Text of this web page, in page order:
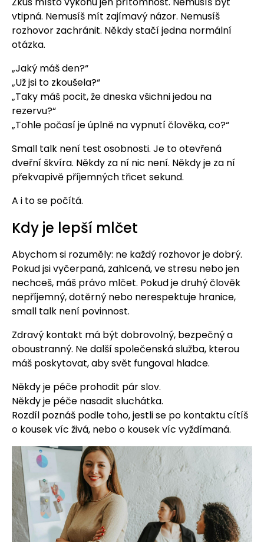
vtipná. Nemusíš mít zajímavý názor. Nemusíš
rozhovor zachránit. Někdy stačí jedna normální
otázka.
„Jaký máš den?“
„Už jsi to zkoušela?“
„Taky máš pocit, že dneska všichni jedou na
rezervu?“
„Tohle počasí je úplně na vypnutí člověka, co?“
Small talk není test osobnosti. Je to otevřená
dveřní škvíra. Někdy za ní nic není. Někdy je za ní
překvapivě příjemných třicet sekund.
A i to se počítá.
Kdy je lepší mlčet
Abychom si rozuměly: ne každý rozhovor je dobrý.
Pokud jsi vyčerpaná, zahlcená, ve stresu nebo jen
nechceš, máš právo mlčet. Pokud je druhý člověk
nepříjemný, dotěrný nebo nerespektuje hranice,
small talk není povinnost.
Zdravý kontakt má být dobrovolný, bezpečný a
oboustranný. Ne další společenská služba, kterou
máš poskytovat, aby svět fungoval hladce.
Někdy je péče prohodit pár slov.
Někdy je péče nasadit sluchátka.
Rozdíl poznáš podle toho, jestli se po kontaktu cítíš
o kousek víc živá, nebo o kousek víc vyždímaná.